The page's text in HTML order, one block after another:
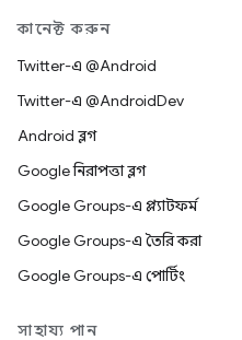
কানেক্ট করুন
Twitter-এ @Android
Twitter-এ @AndroidDev
Android ব্লগ
Google নিরাপত্তা ব্লগ
Google Groups-এ প্ল্যাটফর্ম
Google Groups-এ তৈরি করা
Google Groups-এ পোর্টিং
সাহায্য পান